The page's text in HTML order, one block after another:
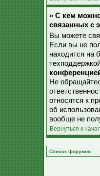
» С кем
связанных с
Вы можете
Если вы не
находится на
Не
относятся к
об
вообще не
Вернуться к
Список форумов